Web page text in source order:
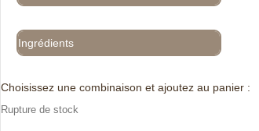
Ingrédients
Choisissez une combinaison et ajoutez au panier :
Rupture de stock